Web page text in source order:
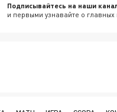
Подписывайтесь на наши
и первыми узнавайте о